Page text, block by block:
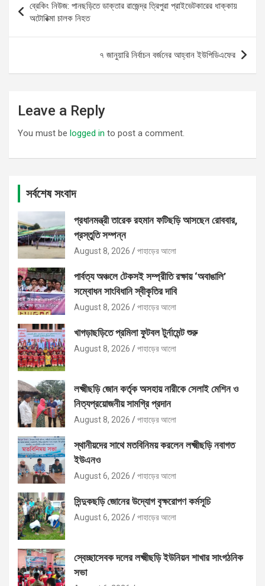
navigation
ব্রেকিং নিউজ: পানছড়িতে ডাক্তার রাজেন্দ্র ত্রিপুরা প্রাইভেটকারের ধাক্কায়
অটোরিক্মা চালক নিহত
৭ জানুয়ারি নির্বাচন বর্জনের আহ্বান ইউপিডিএফের
Leave a Reply
You must be logged in to post a comment.
সর্বশেষ সংবাদ
প্রধানমন্ত্রী তারেক রহমান ফটিছড়ি আসছেন রোববার,
প্রস্তুতি সম্পন্ন
August 8, 2026 পাহাড়ের আলো
পার্বত্য অঞ্চলে টেকসই সম্প্রীতি রক্ষায় ‘অবাঙালি’
সম্বোধন সাংবিধানি স্বীকৃতির দাবি
August 8, 2026 পাহাড়ের আলো
খাগড়াছড়িতে প্রমিলা ফুটবল টুর্নামেন্ট শুরু
August 8, 2026 পাহাড়ের আলো
লক্ষ্মীছড়ি জোন কর্তৃক অসহায় নারীকে সেলাই মেশিন ও
নিত্যপ্রয়োজনীয় সামগ্রি প্রদান
August 8, 2026 পাহাড়ের আলো
স্থানীয়দের সাথে মতবিনিময় করলেন লক্ষ্মীছড়ি নবাগত
ইউএনও
August 6, 2026 পাহাড়ের আলো
সিন্দুকছড়ি জোনের উদ্যোগ বৃক্ষরোপণ কর্মসূচি
August 6, 2026 পাহাড়ের আলো
স্বেচ্ছাসেবক দলের লক্ষ্মীছড়ি ইউনিয়ন শাখার সাংগঠনিক
সভা